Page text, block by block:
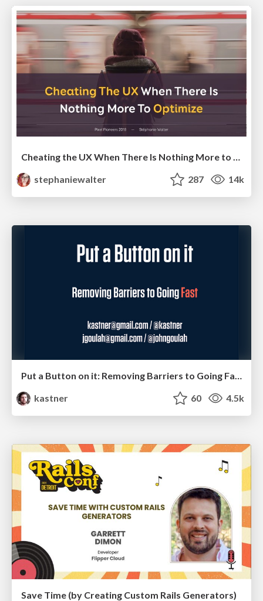
Cheating the UX When There Is Nothing More to Optimize - PixelPioneers
stephaniewalter
287 14k
Put a Button on it: Removing Barriers to Going Fast.
kastner
60 4.5k
Save Time (by Creating Custom Rails Generators)